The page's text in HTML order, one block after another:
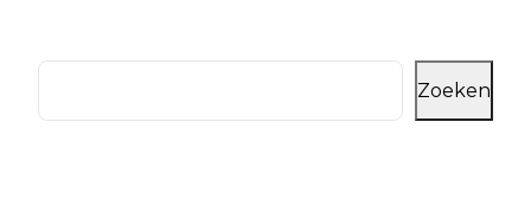
Zoeken